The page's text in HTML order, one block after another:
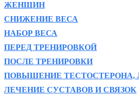
ЖЕНЩИН
СНИЖЕНИЕ ВЕСА
НАБОР ВЕСА
ПЕРЕД ТРЕНИРОВКОЙ
ПОСЛЕ ТРЕНИРОВКИ
ПОВЫШЕНИЕ ТЕСТОСТЕРОНА,
ЛЕЧЕНИЕ СУСТАВОВ И СВЯЗОК